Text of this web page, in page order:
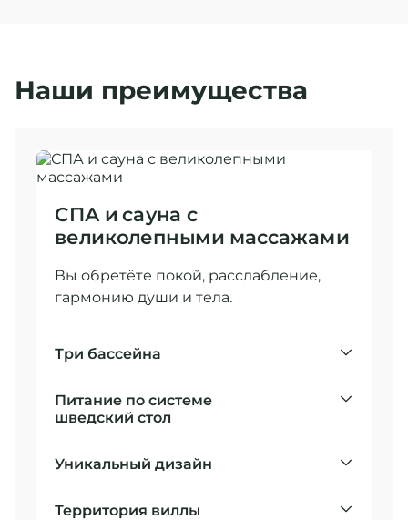
Наши преимущества
СПА и сауна с
великолепными массажами
Вы обретёте покой, расслабление,
гармонию души и тела.
Три бассейна
Питание по системе
шведский стол
Уникальный дизайн
Территория виллы